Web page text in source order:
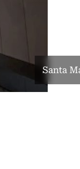
Santa